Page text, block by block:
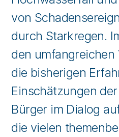
von
durch Starkregen.
den
die bisherigen
Einschätzungen
Bürger im Dialog
die vielen